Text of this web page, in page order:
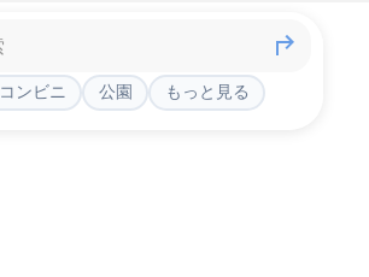
コンビニ 公園 もっと見る